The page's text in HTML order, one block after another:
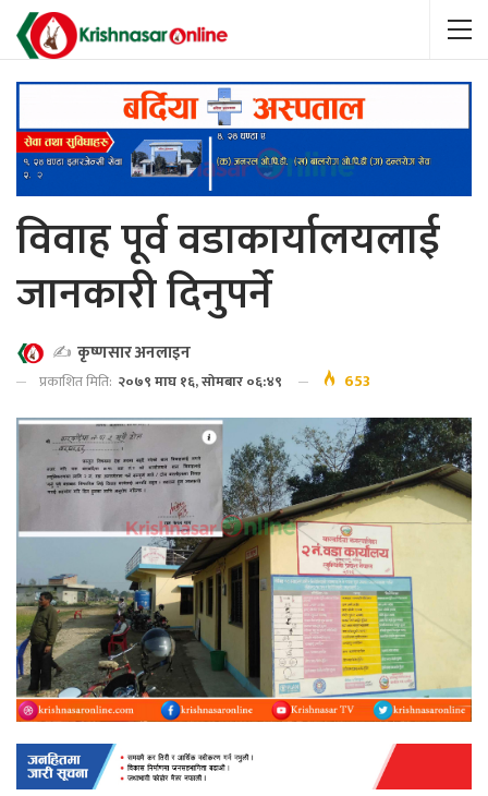
विवाह पूर्व वडाकार्यालयलाई
जानकारी दिनुपर्ने
✍️ कृष्णसार अनलाइन
प्रकाशित मिति: २०७९ माघ १६, सोमबार ०६:४९ 653